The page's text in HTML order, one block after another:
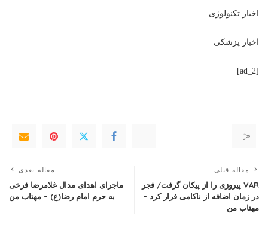
اخبار تکنولوژی
اخبار پزشکی
[ad_2]
مقاله قبلی
VAR پیروزی را از پیکان گرفت/ فجر
در زمان اضافه از ناکامی فرار کرد –
مهتاب من
مقاله بعدی
ماجرای اهدای مدال غلامرضا فرخی
به حرم امام رضا(ع) – مهتاب من